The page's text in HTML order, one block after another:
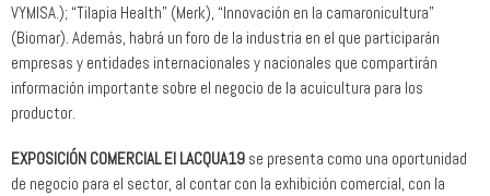
VYMISA.); “Tilapia Health” (Merk), “Innovación en la camaronicultura”
(Biomar). Además, habrá un foro de la industria en el que participarán
empresas y entidades internacionales y nacionales que compartirán
información importante sobre el negocio de la acuicultura para los
productor.
EXPOSICIÓN COMERCIAL El LACQUA19 se presenta como una oportunidad
de negocio para el sector, al contar con la exhibición comercial, con la